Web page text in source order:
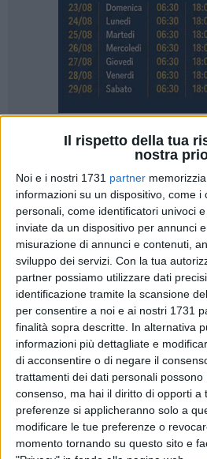
Il rispetto della tua
nostra
Noi e i nostri 1731 partner
informazioni su un dispositivo, come i
personali, come identificatori univoci
inviate da un dispositivo per annunci
misurazione di annunci e contenuti,
sviluppo dei servizi. Con la tua
partner possiamo utilizzare dati
identificazione tramite la scansione
per consentire a noi e ai nostri 1731
finalità sopra descritte. In alternativa
informazioni più dettagliate e
di acconsentire o di negare il
trattamenti dei dati personali
consenso, ma hai il diritto di opporti a
preferenze si applicheranno solo a
modificare le tue preferenze o
momento tornando su questo sito e
A partire da oggi sarà on line sul
regionale per il diritto allo studio),
www.ardsubasilicata.it, il bando
economico agli studenti
gravissima.
Il contributo economico, fino a un
è cumulabile con altre
remunerazione del personale
studente durante le lezioni.
Possono accedere al bando gli
ventilazione meccanica assistita o
continuativa, gli studenti con
qualsiasi natura e gli studenti con